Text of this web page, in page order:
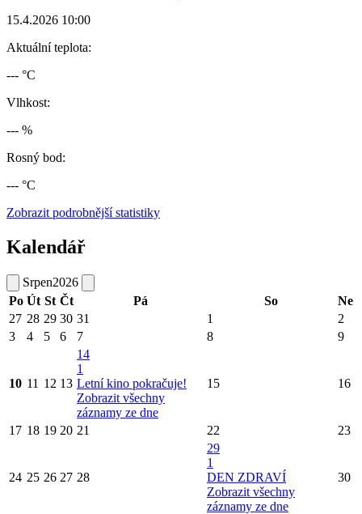
15.4.2026 10:00
Aktuální teplota:
--- °C
Vlhkost:
--- %
Rosný bod:
--- °C
Zobrazit podrobnější statistiky
Kalendář
Srpen2026
Po Út St Čt Pá So
Ne
27 28 29 30 31 1
2
3
4 5 6 7 8 9
10 11 12 13
14
1
Letní kino pokračuje!
Zobrazit všechny
záznamy ze dne
15 16
17 18 19 20 21 22 23
24 25 26 27 28
29
1
DEN ZDRAVÍ
Zobrazit všechny
záznamy ze dne
30